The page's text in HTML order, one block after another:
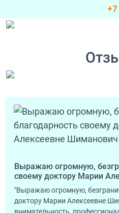
Перейти к содержимому
+7
Выражаю огромную,
своему доктору Марии
"Выражаю огромную,
доктору Марии Алексеевне